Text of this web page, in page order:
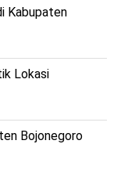
Kabupaten
Lokasi
Bojonegoro